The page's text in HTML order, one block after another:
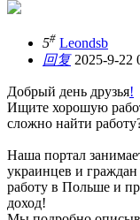
5# Leondsb
回复2025-9-22
Добрый день друзья!
Ищите хорошую
сложно найти
Наша портал
украинцев и
работу в Польше и
доход!